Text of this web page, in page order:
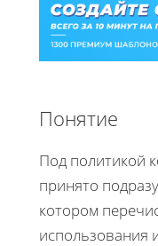
Понятие
Под политикой
принято
котором
использования